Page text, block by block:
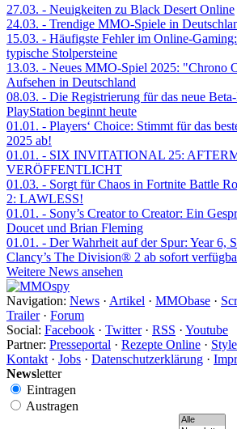
27.03. - Neuigkeiten zu Black Desert Online
24.03. - Trendige MMO-Spiele in
15.03. - Häufigste Fehler im Online-
typische Stolpersteine
13.03. - Neues MMO-Spiel 2025: "Chrono
Aufsehen in Deutschland
08.03. - Die Registrierung für das neue
PlayStation beginnt heute
01.01. - Players‘ Choice: Stimmt für das
2025 ab!
01.01. - SIX INVITATIONAL 25:
VERÖFFENTLICHT
01.03. - Sorgt für Chaos in Fortnite Battle
2: LAWLESS!
01.01. - Sony’s Creator to Creator: Ein
Doucet und Brian Fleming
01.01. - Der Wahrheit auf der Spur: Year 6,
Clancy’s The Division® 2 ab sofort
Weitere News ansehen
Navigation: News · Artikel · MMObase ·
Trailer· Forum
Social: Facebook · Twitter· RSS · Youtube
Partner: Presseportal · Rezepte Online ·
Kontakt · Jobs · Datenschutzerklärung ·
Newsletter
Eintragen
Austragen